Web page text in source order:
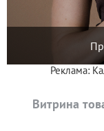
Реклама:
Витрина